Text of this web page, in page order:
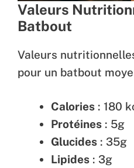
Valeurs
Batbout
Valeurs
pour un batbout
Calories : 180
Protéines : 5g
Glucides : 35g
Lipides : 3g